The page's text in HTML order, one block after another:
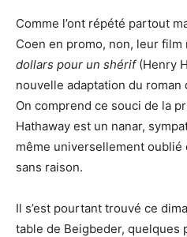
Comme l’ont répété partout
Coen en promo, non, leur film
dollars pour un shérif (Henry
nouvelle adaptation du roman
On comprend ce souci de la
Hathaway est un nanar,
même universellement oublié
sans raison.
Il s’est pourtant trouvé ce
table de Beigbeder, quelques